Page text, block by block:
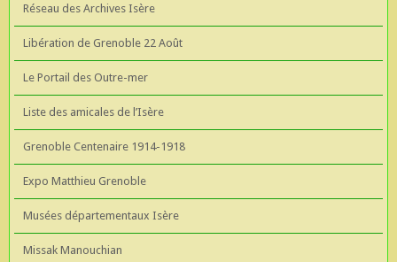
Réseau des Archives Isère
Libération de Grenoble 22 Août
Le Portail des Outre-mer
Liste des amicales de l’Isère
Grenoble Centenaire 1914-1918
Expo Matthieu Grenoble
Musées départementaux Isère
Missak Manouchian